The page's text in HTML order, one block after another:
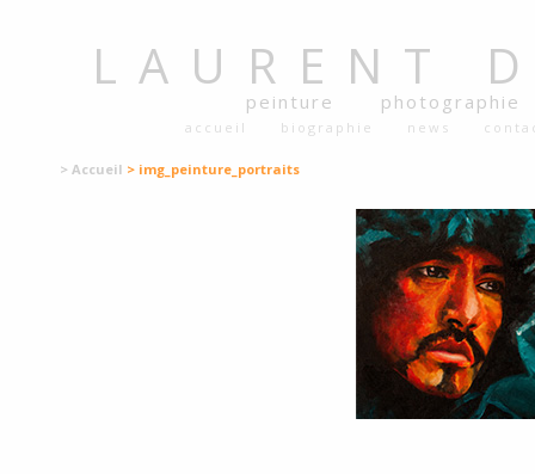
LAURENT
peinture photographie
accueil biographie news
> Accueil > img_peinture_portraits